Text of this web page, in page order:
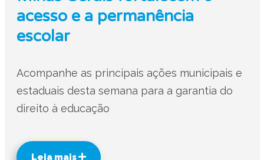
acesso e a permanência
escolar
Acompanhe as principais ações municipais e
estaduais desta semana para a garantia do
direito à educação
Leia mais